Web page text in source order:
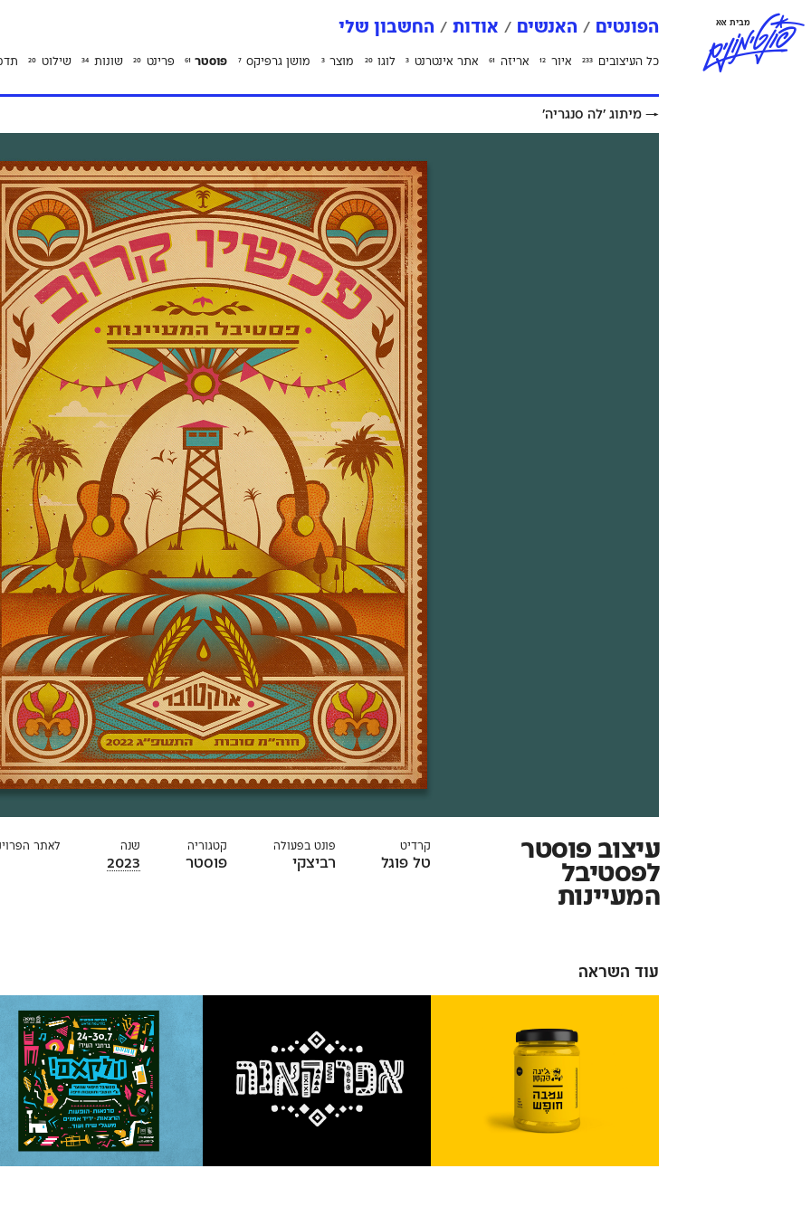
פונטימוניםמבית אאא הפונטים האנשים אודות החשבון שלי
כל העיצובים 233 איור 12 אריזה 61 אתר אינטרנט 3 לוגו 20 מוצר 3 מושן גרפיקס 7 פוסטר 61 פרינט 20 שונות 34 שילוט 20
→ מיתוג ׳לה סנגריה׳
עיצוב פוסטר
לפסטיבל
המעיינות
קרדיט
טל פוגל
פונט בפעולה
רביצקי
קטגוריה
פוסטר
שנה
2023
לאתר
עוד השראה